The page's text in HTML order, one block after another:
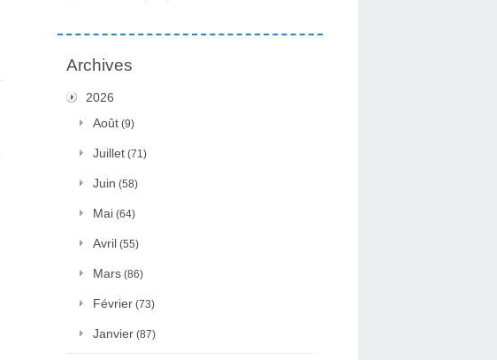
Archives
2026
Août (9)
Juillet (71)
Juin (58)
Mai (64)
Avril (55)
Mars (86)
Février (73)
Janvier (87)